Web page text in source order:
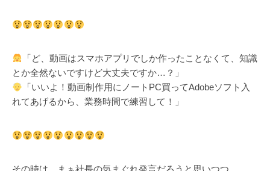
「ど、動画はスマホアプリでしか作ったことなくて、知識
とか全然ないですけど大丈夫ですか…？」
「いいよ！動画制作用にノートPC買ってAdobeソフト入
れてあげるから、業務時間で練習して！」